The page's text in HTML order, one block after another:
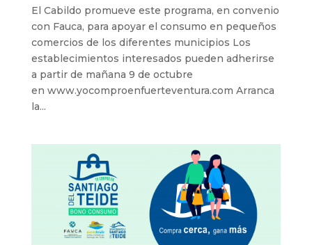
El Cabildo promueve este programa, en convenio
con Fauca, para apoyar el consumo en pequeños
comercios de los diferentes municipios Los
establecimientos interesados pueden adherirse
a partir de mañana 9 de octubre
en www.yocomproenfuerteventura.com Arranca
la...